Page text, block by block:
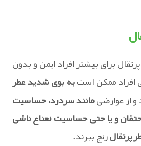
برای بیشتر افراد ایمن و بدون
افراد ممکن استبه بوی شدید عطر
از عوارضیمانند سردرد، حساسیت
و یا حتی حساسیت نعناع ناشی
پرتقالرنج ببرند.